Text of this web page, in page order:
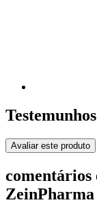
Avaliar este produto
comentários